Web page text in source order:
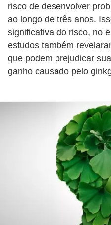
risco de desenvolver
ao longo de três anos.
significativa do risco, no
estudos também
que podem prejudicar
ganho causado pelo
i
r
o
s